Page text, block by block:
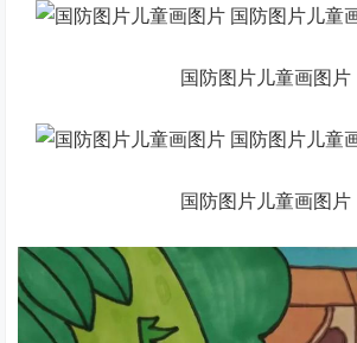
国防图片儿童画图片
国防图片儿童画图片